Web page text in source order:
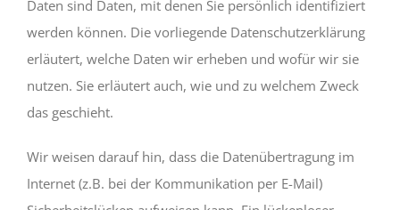
Daten sind Daten, mit denen Sie persönlich identifiziert
werden können. Die vorliegende Datenschutzerklärung
erläutert, welche Daten wir erheben und wofür wir sie
nutzen. Sie erläutert auch, wie und zu welchem Zweck
das geschieht.
Wir weisen darauf hin, dass die Datenübertragung im
Internet (z.B. bei der Kommunikation per E-Mail)